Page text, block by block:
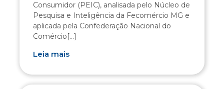
Consumidor (PEIC), analisada pelo Núcleo de
Pesquisa e Inteligência da Fecomércio MG e
aplicada pela Confederação Nacional do
Comércio[...]
Leia mais